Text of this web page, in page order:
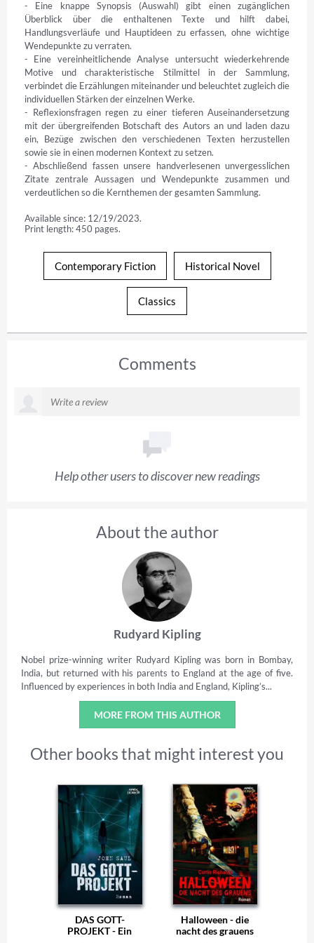
- Eine knappe Synopsis (Auswahl) gibt einen zugänglichen
Überblick über die enthaltenen Texte und hilft dabei,
Handlungsverläufe und Hauptideen zu erfassen, ohne wichtige
Wendepunkte zu verraten.
- Eine vereinheitlichende Analyse untersucht wiederkehrende
Motive und charakteristische Stilmittel in der Sammlung,
verbindet die Erzählungen miteinander und beleuchtet zugleich die
individuellen Stärken der einzelnen Werke.
- Reflexionsfragen regen zu einer tieferen Auseinandersetzung
mit der übergreifenden Botschaft des Autors an und laden dazu
ein, Bezüge zwischen den verschiedenen Texten herzustellen
sowie sie in einen modernen Kontext zu setzen.
- Abschließend fassen unsere handverlesenen unvergesslichen
Zitate zentrale Aussagen und Wendepunkte zusammen und
verdeutlichen so die Kernthemen der gesamten Sammlung.
Available since: 12/19/2023.
Print length: 450 pages.
Contemporary Fiction Historical Novel
Classics
Comments
Help other users to discover new readings
About the author
Rudyard Kipling
Nobel prize-winning writer Rudyard Kipling was born in Bombay,
India, but returned with his parents to England at the age of five.
Influenced by experiences in both India and England, Kipling’s...
MORE FROM THIS AUTHOR
Other books that might interest you
DAS GOTT-
PROJEKT - Ein
Halloween - die
nacht des grauens